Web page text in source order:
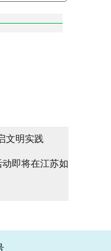
文明实践
动即将在江苏如